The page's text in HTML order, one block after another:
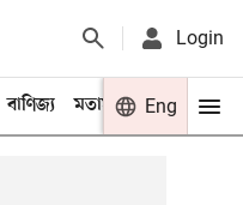
Login
বাণিজ্য মতামত খেলা
Eng